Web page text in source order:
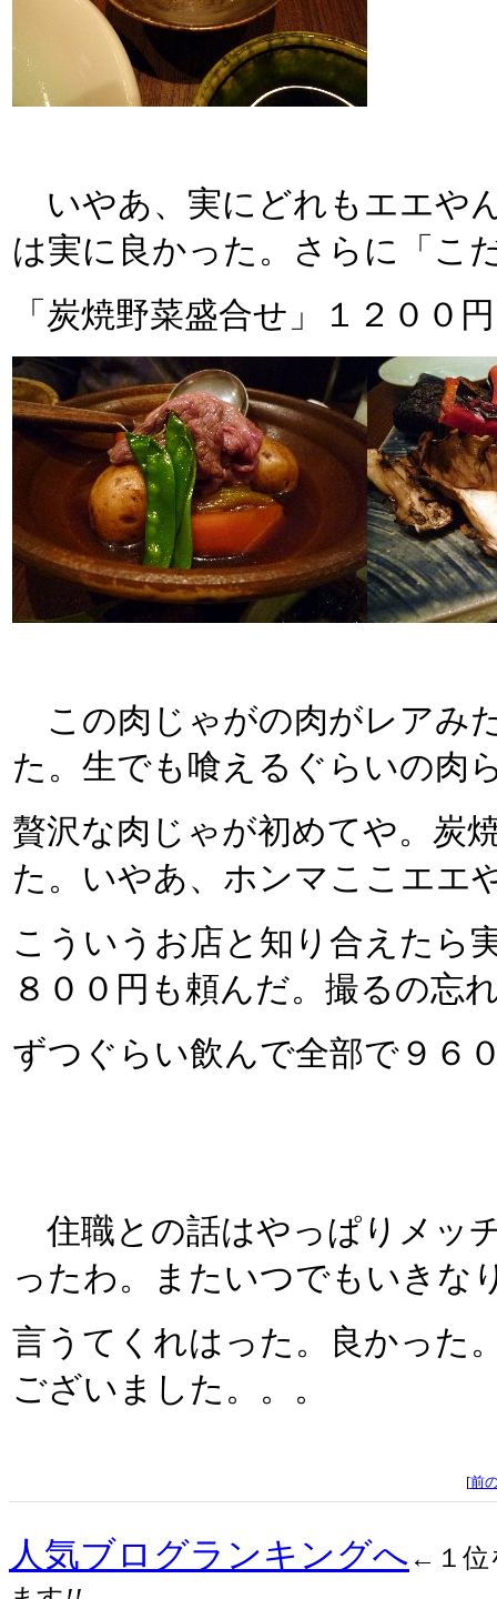
いやあ、実にどれもエエや
は実に良かった。さらに「こ
「炭焼野菜盛合せ」１２００
この肉じゃがの肉がレアみ
た。生でも喰えるぐらいの肉
贅沢な肉じゃが初めてや。炭
た。いやあ、ホンマここエエ
こういうお店と知り合えたら
８００円も頼んだ。撮るの忘
ずつぐらい飲んで全部で９６
住職との話はやっぱりメッ
ったわ。またいつでもいきな
言うてくれはった。良かった
ございました。。。
[前
人気ブログランキングへ ←１位